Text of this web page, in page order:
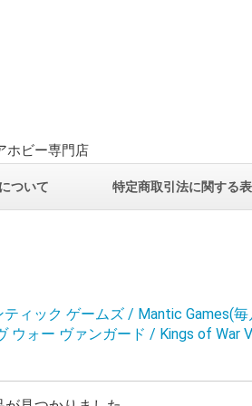
ホビー専門店
ついて 特定商取引法に関する
ティック ゲームズ / Mantic Games(
ウォー ヴァンガード / Kings of War